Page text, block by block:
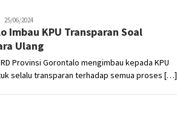
Nikhen
25/06/2024
Imbau KPU Transparan Soal
Ulang
Provinsi Gorontalo mengimbau kepada KPU
selalu transparan terhadap semua proses […]